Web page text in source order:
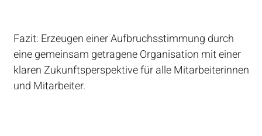
Fazit: Erzeugen einer Aufbruchsstimmung durch
eine gemeinsam getragene Organisation mit einer
klaren Zukunftsperspektive für alle Mitarbeiterinnen
und Mitarbeiter.